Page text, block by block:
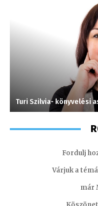
Turi Szilvia- könyvelési
Fordulj
Várjuk a
már